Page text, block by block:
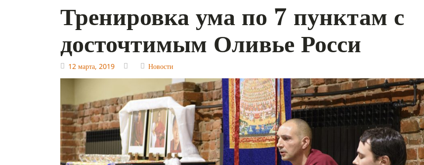
Тренировка ума по 7 пунктам с
досточтимым Оливье Росси
12 марта, 2019 Новости